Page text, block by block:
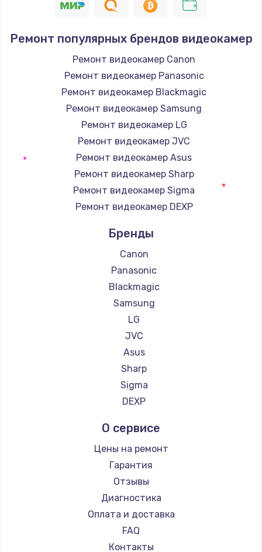
Ремонт популярных брендов видеокамер
Ремонт видеокамер Canon
Ремонт видеокамер Panasonic
Ремонт видеокамер Blackmagic
Ремонт видеокамер Samsung
Ремонт видеокамер LG
Ремонт видеокамер JVC
Ремонт видеокамер Asus
Ремонт видеокамер Sharp
Ремонт видеокамер Sigma
Ремонт видеокамер DEXP
Бренды
Canon
Panasonic
Blackmagic
Samsung
LG
JVC
Asus
Sharp
Sigma
DEXP
О сервисе
Цены на ремонт
Гарантия
Отзывы
Диагностика
Оплата и доставка
FAQ
Контакты